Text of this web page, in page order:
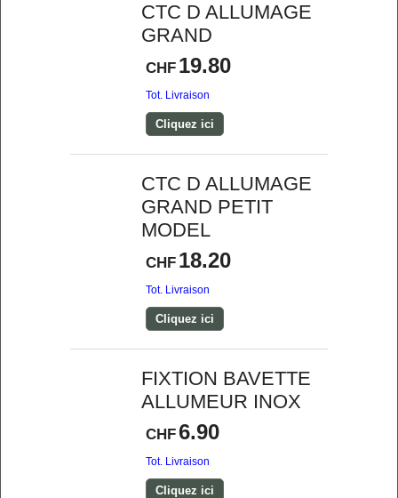
CTC D ALLUMAGE
GRAND
CHF 19.80
Tot. Livraison
Cliquez ici
CTC D ALLUMAGE
GRAND PETIT
MODEL
CHF 18.20
Tot. Livraison
Cliquez ici
FIXTION BAVETTE
ALLUMEUR INOX
CHF6.90
Tot. Livraison
Cliquez ici